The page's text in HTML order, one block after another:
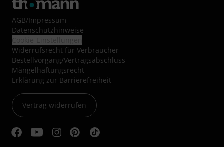
AGB/Impressum
Datenschutzhinweise
Widerrufsrecht für Verbraucher
Bestellvorgang/Vertragsabschluss
Mängelhaftungsrecht
Erklärung zur Barrierefreiheit
Vertrag widerrufen